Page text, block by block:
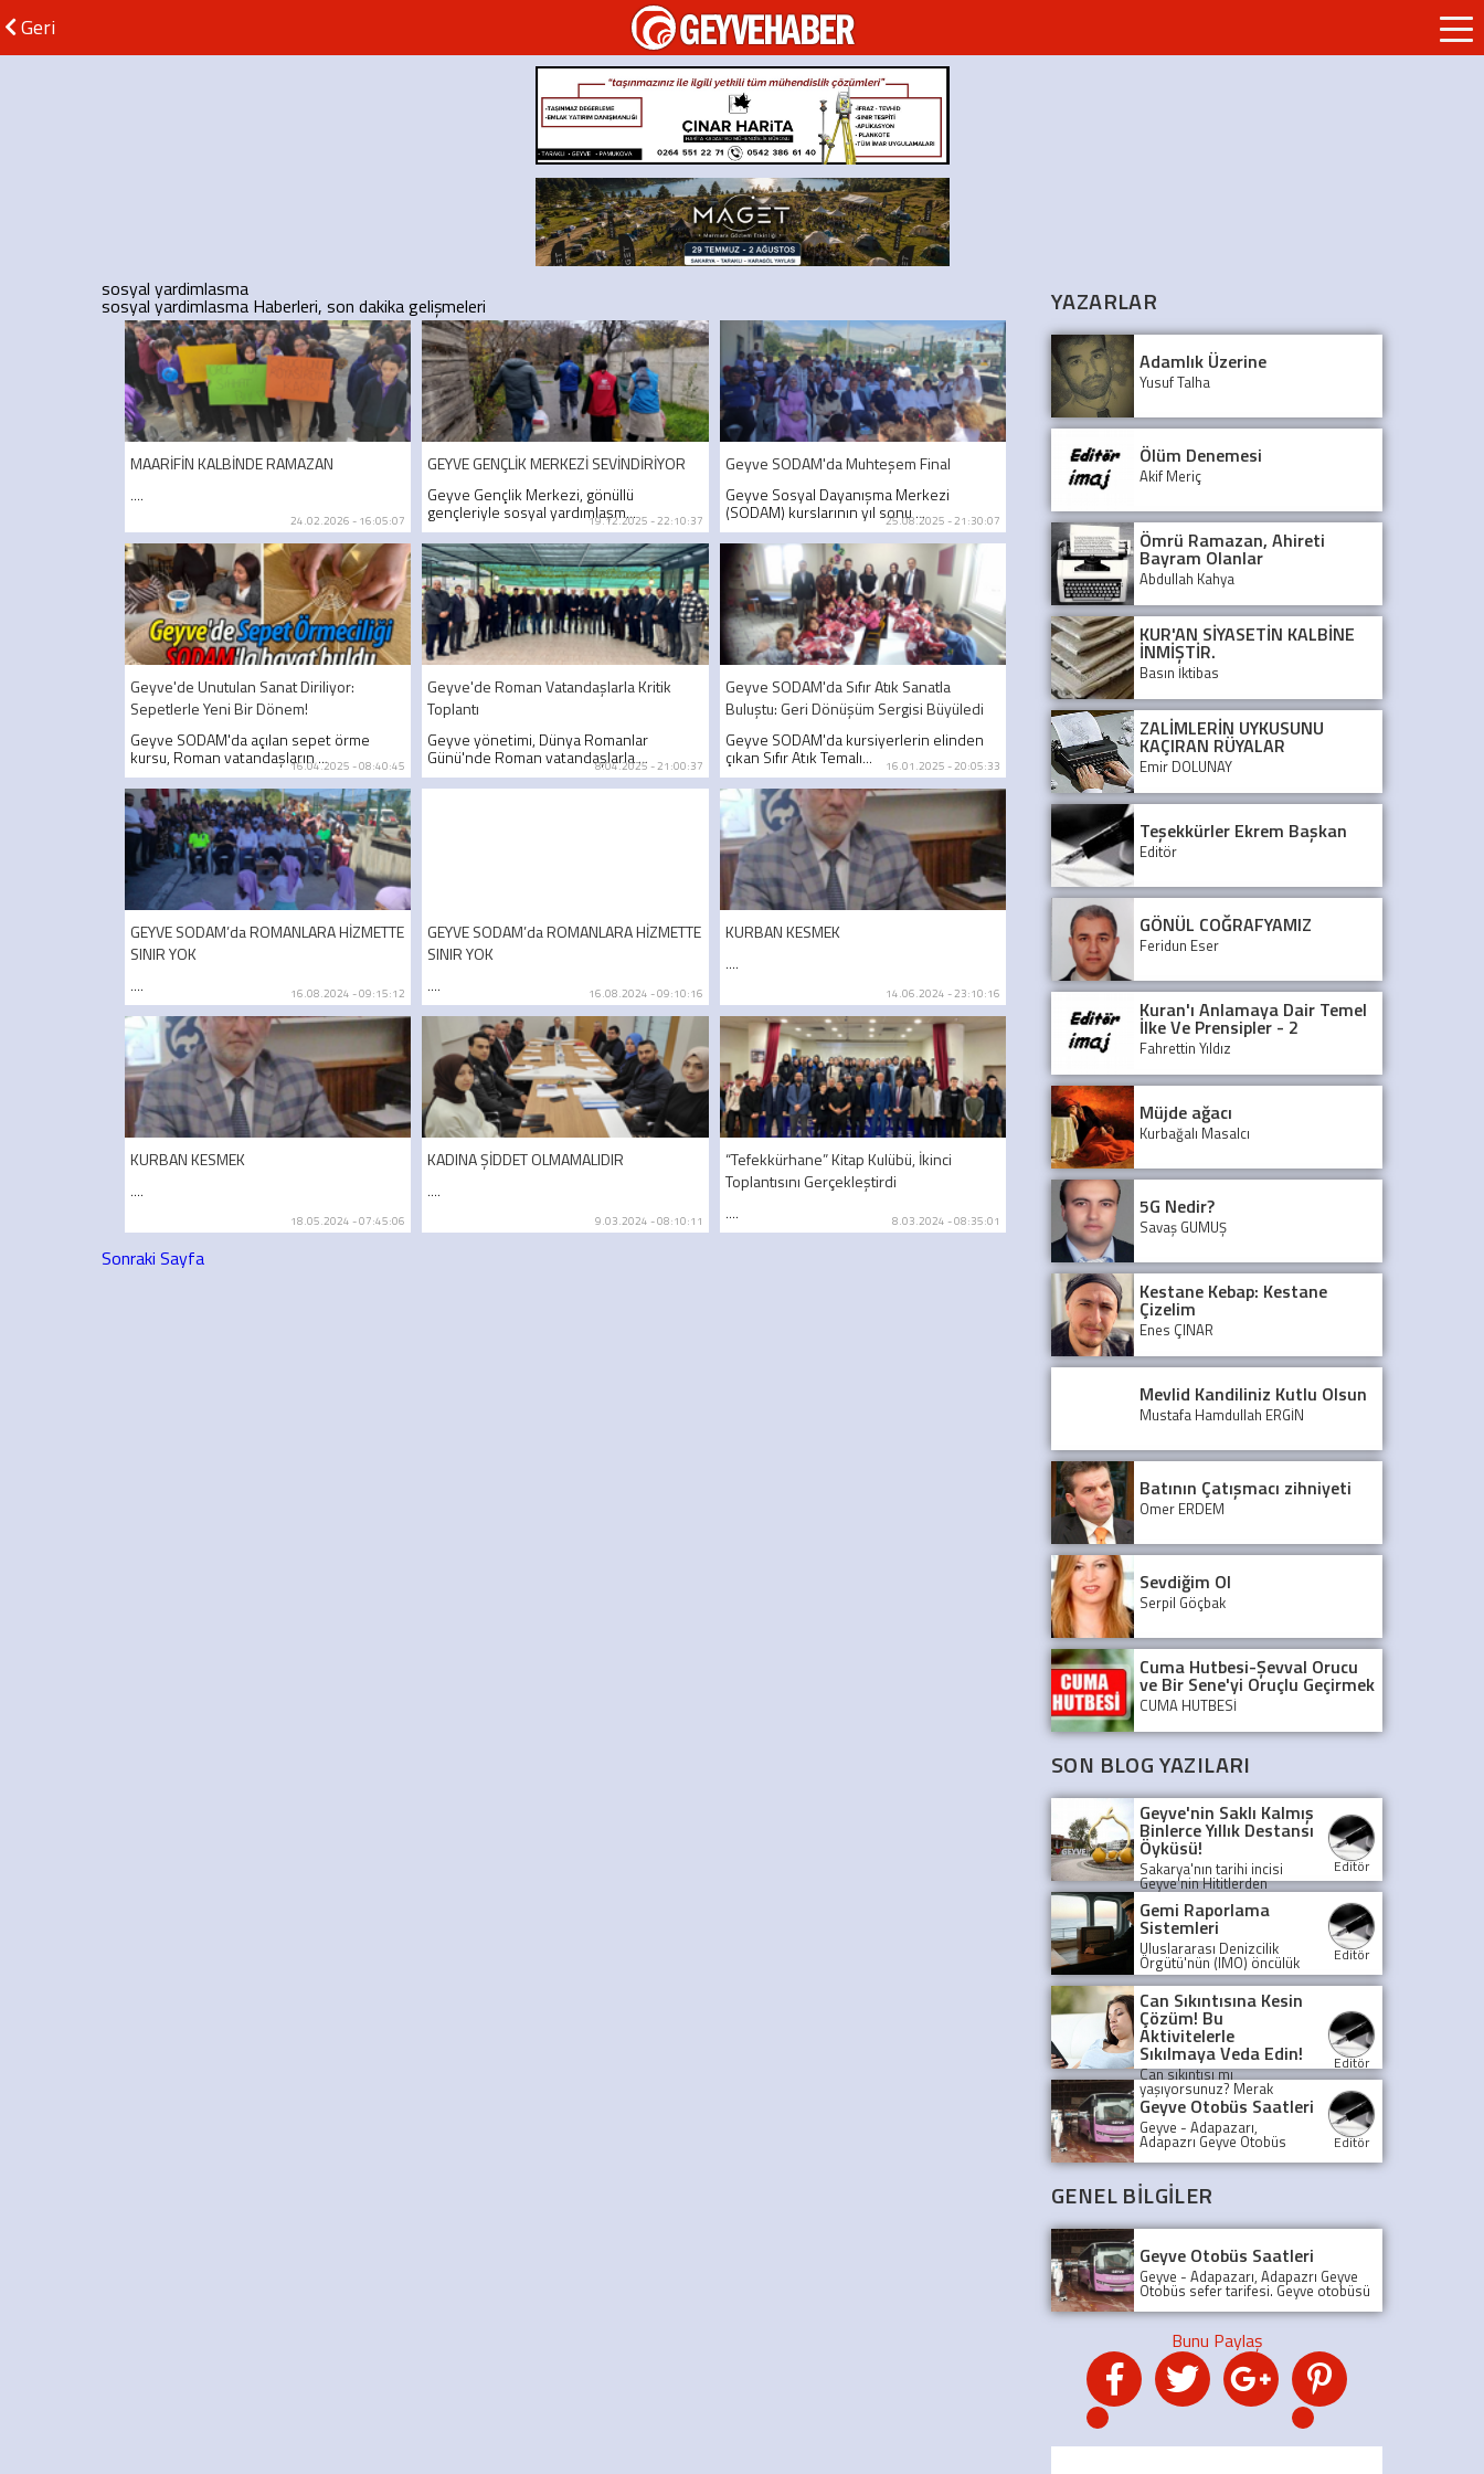
Geri GEYVEHABER
sosyal yardimlasma
sosyal yardimlasma Haberleri, son dakika gelişmeleri
MAARİFİN KALBİNDE RAMAZAN
....
24.02.2026 - 16:05:07
GEYVE GENÇLİK MERKEZİ SEVİNDİRİYOR
Geyve Gençlik Merkezi, gönüllü
gençleriyle sosyal yardımlaşm...19.12.2025 - 22:10:37
Geyve SODAM'da Muhteşem Final
Geyve Sosyal Dayanışma Merkezi
(SODAM) kurslarının yıl sonu ...25.08.2025 - 21:30:07
Geyve'de Unutulan Sanat Diriliyor:
Sepetlerle Yeni Bir Dönem!
Geyve SODAM'da açılan sepet örme
kursu, Roman vatandaşların ...16.04.2025 - 08:40:45
Geyve'de Roman Vatandaşlarla Kritik
Toplantı
Geyve yönetimi, Dünya Romanlar
Günü'nde Roman vatandaşlarla ...8.04.2025 - 21:00:37
Geyve SODAM'da Sıfır Atık Sanatla
Buluştu: Geri Dönüşüm Sergisi Büyüledi
Geyve SODAM'da kursiyerlerin elinden
çıkan Sıfır Atık Temalı... 16.01.2025 - 20:05:33
GEYVE SODAM’da ROMANLARA HİZMETTE
SINIR YOK
....
16.08.2024 - 09:15:12
GEYVE SODAM’da ROMANLARA HİZMETTE
SINIR YOK
....
16.08.2024 - 09:10:16
KURBAN KESMEK
....
14.06.2024 - 23:10:16
KURBAN KESMEK
....
18.05.2024 - 07:45:06
KADINA ŞİDDET OLMAMALIDIR
....
9.03.2024 - 08:10:11
“Tefekkürhane” Kitap Kulübü, İkinci
Toplantısını Gerçekleştirdi
....
8.03.2024 - 08:35:01
Sonraki Sayfa
YAZARLAR
Adamlık Üzerine
Yusuf Talha
Ölüm Denemesi
Akif Meriç
Ömrü Ramazan, Ahireti
Bayram Olanlar
Abdullah Kahya
KUR'AN SİYASETİN KALBİNE
İNMİŞTİR.
Basın İktibas
ZALİMLERİN UYKUSUNU
KAÇIRAN RÜYALAR
Emir DOLUNAY
Teşekkürler Ekrem Başkan
Editör
GÖNÜL COĞRAFYAMIZ
Feridun Eser
Kuran'ı Anlamaya Dair Temel
İlke Ve Prensipler - 2
Fahrettin Yıldız
Müjde ağacı
Kurbağalı Masalcı
5G Nedir?
Savaş GÜMÜŞ
Kestane Kebap: Kestane
Çizelim
Enes ÇINAR
Mevlid Kandiliniz Kutlu Olsun
Mustafa Hamdullah ERGİN
Batının Çatışmacı zihniyeti
Ömer ERDEM
Sevdiğim Ol
Serpil Göçbak
Cuma Hutbesi-Şevval Orucu
ve Bir Sene'yi Oruçlu Geçirmek
CUMA HUTBESİ
SON BLOG YAZILARI
Geyve'nin Saklı Kalmış
Binlerce Yıllık Destansı
Öyküsü!
Sakarya'nın tarihi incisi
Geyve'nin Hititlerden
Osmanlı'ya, Milli
Mücadele'den günümüze
uzanan şaşırtıcı öyküsünü
keşfedin. Bu binlerce yıllık
medeniyet mozaiği sizi
bekliyor!
Editör
Gemi Raporlama
Sistemleri
Uluslararası Denizcilik
Örgütü'nün (IMO) öncülük
ettiği gemi raporlama
sistemleri, denizlerde
güvenliği ve şeffaflığı
artırarak, olası kazaları
önlüyor ve deniz trafiğini
düzenliyor.
Editör
Can Sıkıntısına Kesin
Çözüm! Bu
Aktivitelerle
Sıkılmaya Veda Edin!
Can sıkıntısı mı
yaşıyorsunuz? Merak
etmeyin, yalnız değilsiniz!
Bu yazıda, can sıkıntısını
yenmek için birbirinden
eğlenceli ve yaratıcı
aktiviteleri keşfedeceksiniz.
Editör
Geyve Otobüs Saatleri
Geyve - Adapazarı,
Adapazrı Geyve Otobüs
sefer tarifesi. Geyve
otobüsü kaçta kalkıyor?
Adapazarından son Geyve
Otobüsü, Sefer tarifesi,
Editör
GENEL BİLGİLER
Geyve Otobüs Saatleri
Geyve - Adapazarı, Adapazrı Geyve
Otobüs sefer tarifesi. Geyve otobüsü
kaçta kalkıyor? Adapazarından son
Geyve Otobüsü, Sefer tarifesi, geyve
koop otobüs